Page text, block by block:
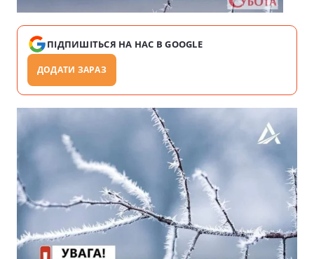
ПІДПИШІТЬСЯ НА НАС В GOOGLE
ДОДАТИ ЗАРАЗ